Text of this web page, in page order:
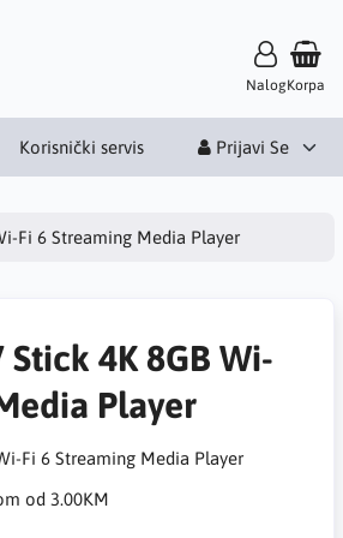
NalogKorpa
Korisnički servis Prijavi Se
Fi 6 Streaming Media Player
4K 8GB Wi-
Player
Fi 6 Streaming Media Player
od 3.00KM